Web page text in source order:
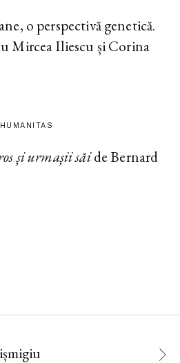
o perspectivă genetică.
Mircea Iliescu și Corina
și urmașii săide Bernard